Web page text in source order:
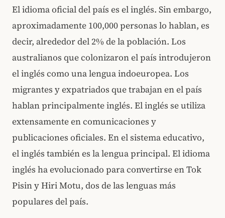
El idioma oficial del país es el inglés. Sin embargo,
aproximadamente 100,000 personas lo hablan, es
decir, alrededor del 2% de la población. Los
australianos que colonizaron el país introdujeron
el inglés como una lengua indoeuropea. Los
migrantes y expatriados que trabajan en el país
hablan principalmente inglés. El inglés se utiliza
extensamente en comunicaciones y
publicaciones oficiales. En el sistema educativo,
el inglés también es la lengua principal. El idioma
inglés ha evolucionado para convertirse en Tok
Pisin y Hiri Motu, dos de las lenguas más
populares del país.